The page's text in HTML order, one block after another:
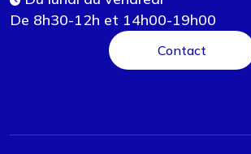
De 8h30-12h et 14h00-19h00
Contact